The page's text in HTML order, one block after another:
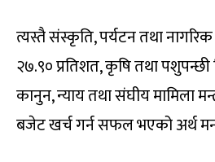
त्यस्तै संस्कृति, पर्यटन तथा
२७.९० प्रतिशत, कृषि तथा
कानुन, न्याय तथा संघीय मामिला
बजेट खर्च गर्न सफल भएको अर्थ